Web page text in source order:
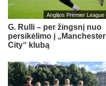
Anglijos Premier League
G. Rulli – per žingsnį nuo
persikėlimo į „Manchester
City“ klubą